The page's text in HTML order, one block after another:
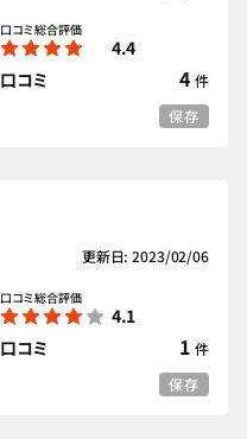
口コミ総合評価
4.4
口コミ
4 件
保存
更新日: 2023/02/06
口コミ総合評価
4.1
口コミ
1 件
保存